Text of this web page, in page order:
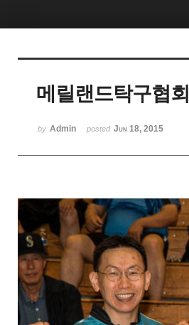
메릴랜드탁구협회
by Admin posted Jun 18, 2015
5
5